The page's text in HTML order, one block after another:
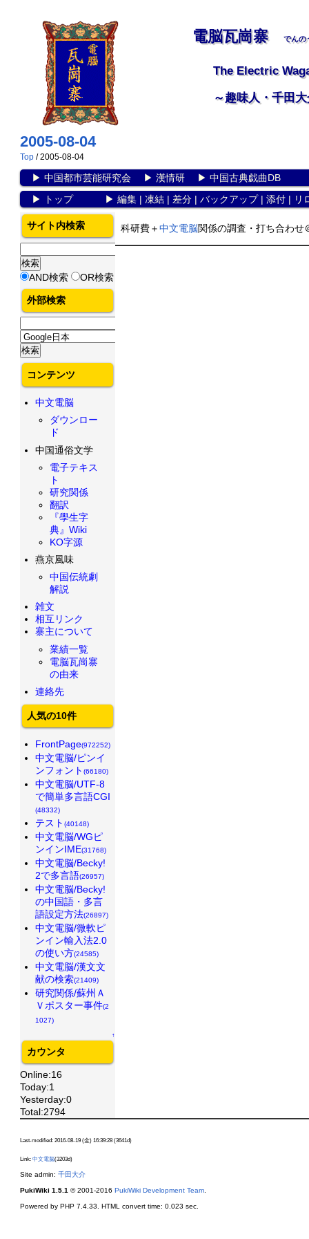
電脳瓦崗寨 でんの
The Electric
～趣味人・千田
2005-08-04
Top / 2005-08-04
▶ 中国都市芸能研究会▶ 漢情研▶ 中国古典戯曲DB
▶
トップ▶ 編集| 凍結| 差分| バックアップ| 添付| リ
科研費＋中文電脳関係の調査・打ち合わせ
サイト内検索
AND検索 OR検索
外部検索
コンテンツ
中文電脳
ダウンロー
ド
中国通俗文学
電子テキス
ト
研究関係
翻訳
『學生字
典』Wiki
KO字源
燕京風味
中国伝統劇
解説
雑文
相互リンク
寨主について
業績一覧
電脳瓦崗寨
の由来
連絡先
人気の10件
FrontPage(972252)
中文電脳/ピンイ
ンフォント (66180)
中文電脳/UTF-8
で簡単多言語CGI
(48332)
テスト (40148)
中文電脳/WGピ
ンインIME(31768)
中文電脳/Becky!
2で多言語(26957)
中文電脳/Becky!
の中国語・多言
語設定方法(26897)
中文電脳/微軟ピ
ンイン輸入法2.0
の使い方(24585)
中文電脳/漢文文
献の検索(21409)
研究関係/蘇州Ａ
Ｖポスター事件(2
1027)
↑
カウンタ
Online:16
Today:1
Yesterday:0
Total:2794
Last-modified: 2016-08-19 (金) 16:39:28 (3641d)
Link: 中文電脳(3203d)
Site admin: 千田大介
PukiWiki 1.5.1 © 2001-2016 PukiWiki Development Team.
Powered by PHP 7.4.33. HTML convert time: 0.023 sec.